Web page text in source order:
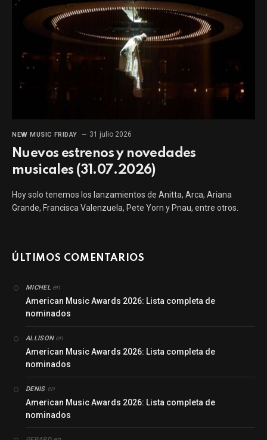
NEW MUSIC FRIDAY 31 julio 2026
Nuevos estrenos y novedades
musicales (31.07.2026)
Hoy solo tenemos los lanzamientos de Anitta, Arca, Ariana
Grande, Francisca Valenzuela, Pete Yorn y Pnau, entre otros.
ÚLTIMOS COMENTARIOS
MICHELen
American Music Awards 2026: Lista completa de
nominados
ALLISONen
American Music Awards 2026: Lista completa de
nominados
DENISen
American Music Awards 2026: Lista completa de
nominados